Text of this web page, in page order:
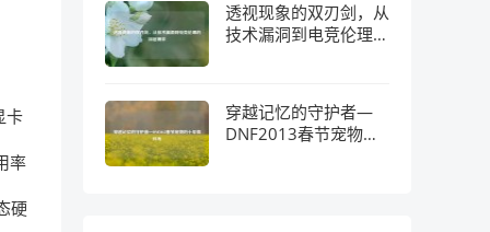
卡
率
硬
透视现象的双刃剑，从
技术漏洞到电竞伦理的
穿越记忆的守护者—
DNF2013春节宠物的